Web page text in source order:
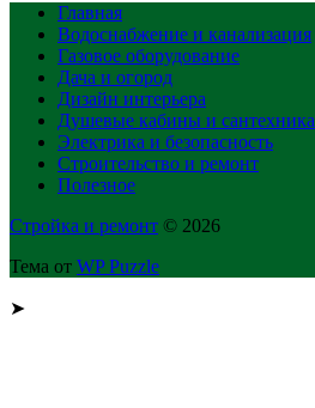
Главная
Водоснабжение и канализация
Газовое оборудование
Дача и огород
Дизайн интерьера
Душевые кабины и сантехника
Электрика и безопасность
Строительство и ремонт
Полезное
Стройка и ремонт © 2026
Тема от WP Puzzle
➤